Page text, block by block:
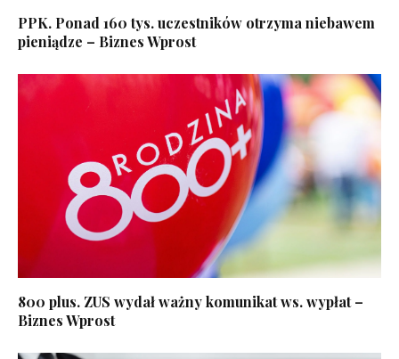
PPK. Ponad 160 tys. uczestników otrzyma niebawem
pieniądze – Biznes Wprost
800 plus. ZUS wydał ważny komunikat ws. wypłat –
Biznes Wprost